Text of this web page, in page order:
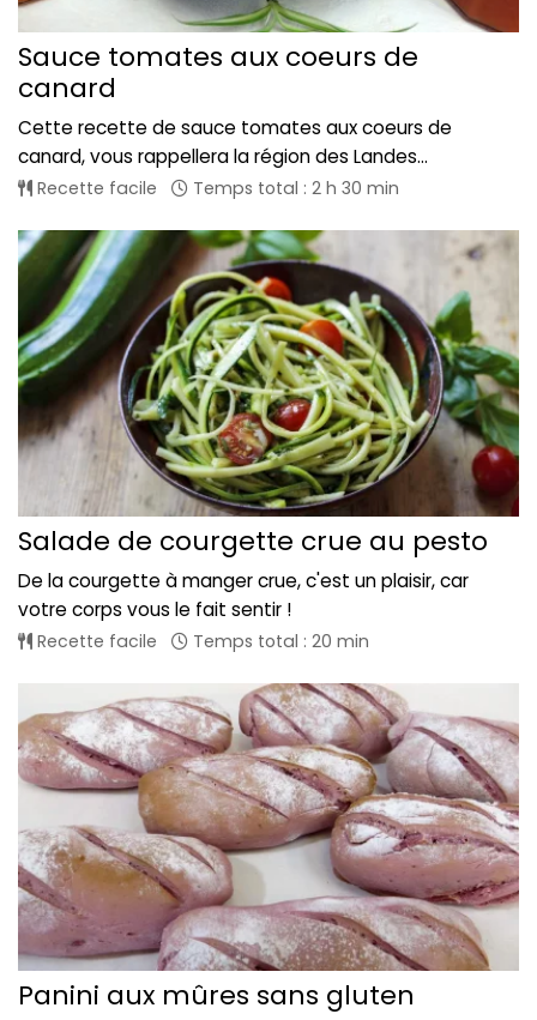
Sauce tomates aux coeurs de
canard
Cette recette de sauce tomates aux coeurs de
canard, vous rappellera la région des Landes...
Recette facile Temps total : 2 h 30 min
Salade de courgette crue au pesto
De la courgette à manger crue, c'est un plaisir, car
votre corps vous le fait sentir !
Recette facile Temps total : 20 min
Panini aux mûres sans gluten